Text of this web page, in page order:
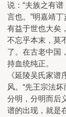
说：“夫族之有
言也。”明嘉靖
有益于世也大矣
不忘乎本末，莫
了。在古老中国
持血统纯正。
《延陵吴氏家
风。“先王宗法
分明，分明而后
谱的出现，就是